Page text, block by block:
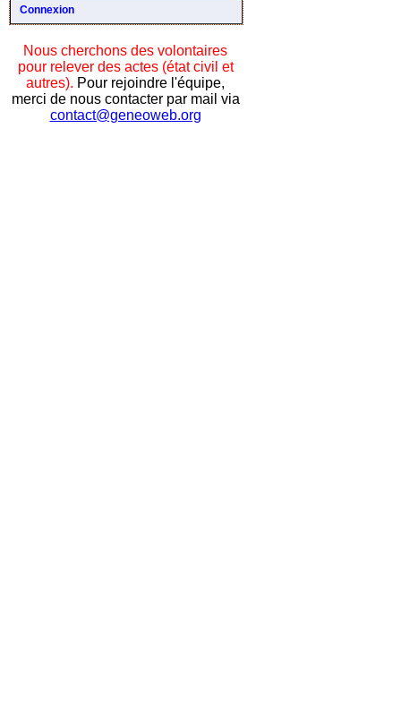
Connexion
Nous cherchons des volontaires
pour relever des actes (état civil et
autres). Pour rejoindre l'équipe,
merci de nous contacter par mail via
contact@geneoweb.org